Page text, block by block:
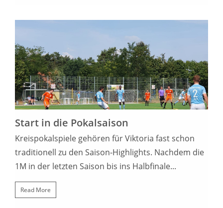
22. AUGUST 2022
Start in die Pokalsaison
Kreispokalspiele gehören für Viktoria fast schon
traditionell zu den Saison-Highlights. Nachdem die
1M in der letzten Saison bis ins Halbfinale...
Read More